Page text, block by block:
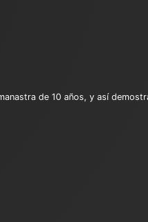
de 10 años, y así